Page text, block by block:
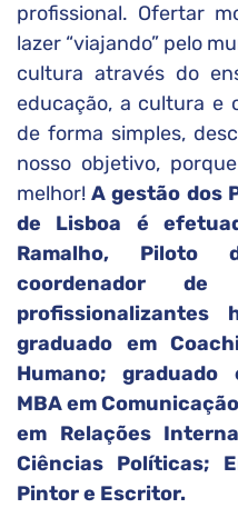
profissional. Ofertar
lazer “viajando” pelo
cultura através do
educação, a cultura e
de forma simples,
nosso objetivo,
melhor!A gestão dos
de Lisboa é
Ramalho, Piloto
coordenador
graduado em
Humano;
MBA em
em Relações
Ciências Políticas;
Pintor e Escritor.